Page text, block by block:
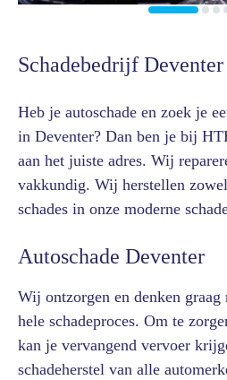
Schadebedrijf Deventer
Heb je autoschade en zoek je
in Deventer? Dan ben je bij
aan het juiste adres. Wij
vakkundig. Wij herstellen
schades in onze moderne
Autoschade Deventer
Wij ontzorgen en denken
hele schadeproces. Om te
kan je vervangend vervoer
schadeherstel van alle